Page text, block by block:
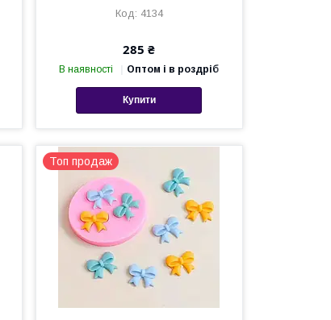
4134
285 ₴
В наявності Оптом і в роздріб
Купити
Топ продаж